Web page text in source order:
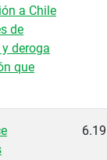
a Chile
de
deroga
que